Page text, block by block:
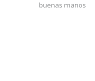
buenas manos